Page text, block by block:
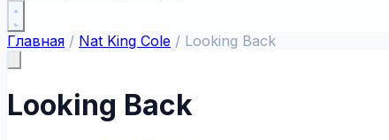
Главная / Nat King Cole / Looking Back
Looking Back